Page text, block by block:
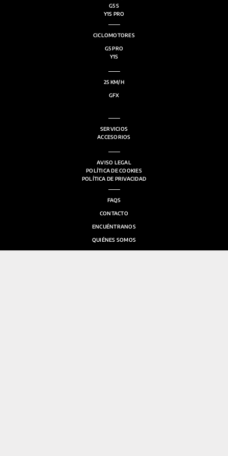
G5 S
Y1S PRO
CICLOMOTORES
G5 PRO
Y1S
25 KM/H
GFX
SERVICIOS
ACCESORIOS
AVISO LEGAL
POLÍTICA DE COOKIES
POLÍTICA DE PRIVACIDAD
FAQS
CONTACTO
ENCUÉNTRANOS
QUIÉNES SOMOS